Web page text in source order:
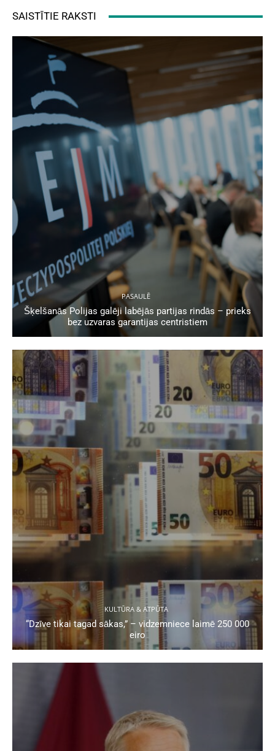
SAISTĪTIE RAKSTI
PASAULĒ
Šķelšanās Polijas galēji labējās partijas rindās – prieks
bez uzvaras garantijas centristiem
KULTŪRA & ATPŪTA
“Dzīve tikai tagad sākas,” – vidzemniece laimē 250 000
eiro